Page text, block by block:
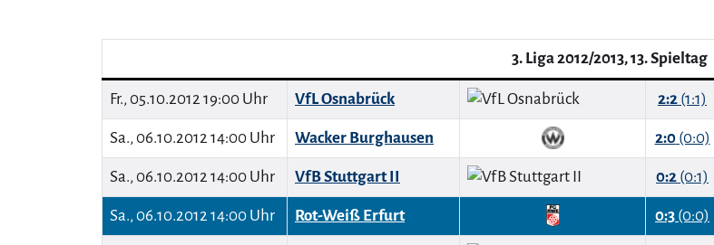
3. Liga 2012/2013, 13. Spieltag
Fr., 05.10.2012 19:00 Uhr VfL Osnabrück 2:2 (1:1)
Sa., 06.10.2012 14:00 Uhr Wacker Burghausen 2:0(0:0)
Sa., 06.10.2012 14:00 Uhr VfB Stuttgart II 0:2 (0:1)
Sa., 06.10.2012 14:00 Uhr Rot-Weiß Erfurt 0:3 (0:0)